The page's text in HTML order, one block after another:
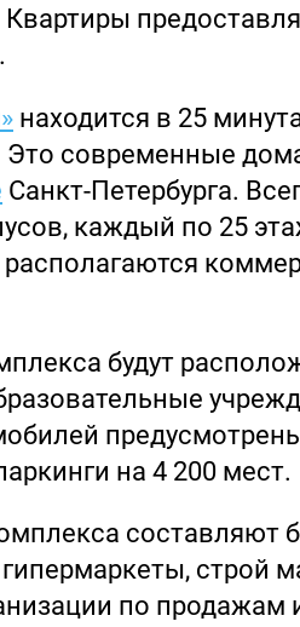
находится в 25
Это современные
Санкт-Петербурга.
каждый по 25
будут
на 4 200 мест.
составляют
строй
по продажам